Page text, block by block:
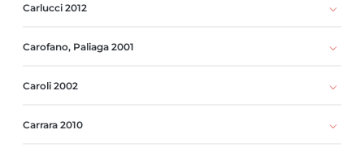
Carlucci 2012
Carofano, Paliaga 2001
Caroli 2002
Carrara 2010